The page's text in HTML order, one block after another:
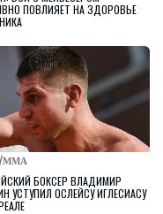
ПОВЛИЯЕТ НА ЗДОРОВЬЕ
ММА
БОКСЕР ВЛАДИМИР
УСТУПИЛ ОСЛЕЙСУ ИГЛЕСИАСУ